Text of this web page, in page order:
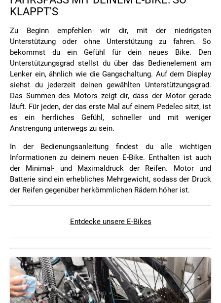
LAPPT'S
Zu Beginn empfehlen wir dir, mit der niedrigsten
Unterstützung oder ohne Unterstützung zu fahren. So
bekommst du ein Gefühl für dein neues Bike. Den
Unterstützungsgrad stellst du über das Bedienelement am
Lenker ein, ähnlich wie die Gangschaltung. Auf dem Display
siehst du jederzeit deinen gewählten Unterstützungsgrad.
Das Summen des Motors zeigt dir, dass der Motor gerade
läuft. Für jeden, der das erste Mal auf einem Pedelec sitzt, ist
es ein herrliches Gefühl, schneller und mit weniger
Anstrengung unterwegs zu sein.
In der Bedienungsanleitung findest du alle wichtigen
Informationen zu deinem neuen E-Bike. Enthalten ist auch
der Minimal- und Maximaldruck der Reifen. Motor und
Batterie sind ein erhebliches Mehrgewicht, sodass der Druck
der Reifen gegenüber herkömmlichen Rädern höher ist.
Entdecke unsere E-Bikes